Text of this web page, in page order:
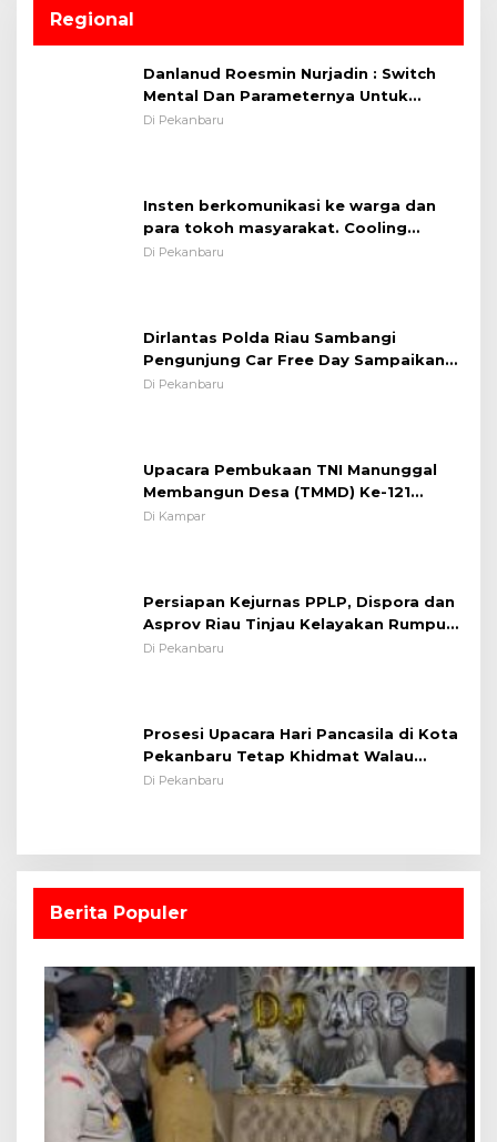
Regional
Danlanud Roesmin Nurjadin : Switch
Mental Dan Parameternya Untuk
Melaksanakan ✈
Di Pekanbaru
Insten berkomunikasi ke warga dan
para tokoh masyarakat. Cooling
System OMP LK ²024 Polsek Rumbai,
Di Pekanbaru
Dirlantas Polda Riau Sambangi
Pengunjung Car Free Day Sampaikan
Pesan Edukasi Kamtibmas &
Di Pekanbaru
Upacara Pembukaan TNI Manunggal
Membangun Desa (TMMD) Ke-121
Kodim 0313/KPR Tahun 2024) ?
Di Kampar
Persiapan Kejurnas PPLP, Dispora dan
Asprov Riau Tinjau Kelayakan Rumput
Lapangan Sepakbola
Di Pekanbaru
Prosesi Upacara Hari Pancasila di Kota
Pekanbaru Tetap Khidmat Walau
Dalam Ruangan
Di Pekanbaru
Berita Populer